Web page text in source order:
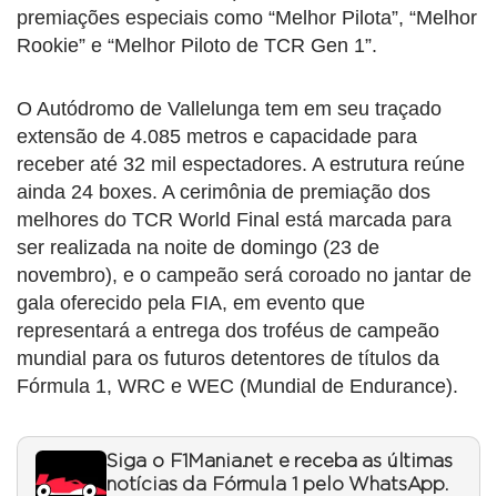
premiações especiais como “Melhor Pilota”, “Melhor
Rookie” e “Melhor Piloto de TCR Gen 1”.
O Autódromo de Vallelunga tem em seu traçado
extensão de 4.085 metros e capacidade para
receber até 32 mil espectadores. A estrutura reúne
ainda 24 boxes. A cerimônia de premiação dos
melhores do TCR World Final está marcada para
ser realizada na noite de domingo (23 de
novembro), e o campeão será coroado no jantar de
gala oferecido pela FIA, em evento que
representará a entrega dos troféus de campeão
mundial para os futuros detentores de títulos da
Fórmula 1, WRC e WEC (Mundial de Endurance).
Siga o F1Mania.net e receba as últimas
notícias da Fórmula 1 pelo WhatsApp.